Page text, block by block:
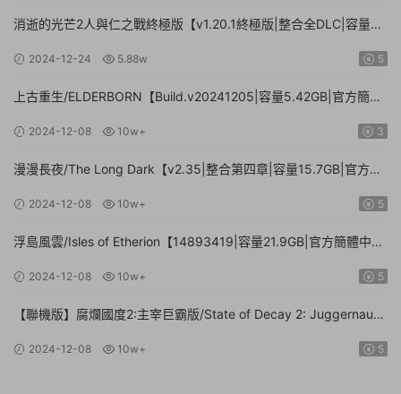
消逝的光芒2人與仁之戰終極版【v1.20.1終極版|整合全DLC|容量
2024-12-24 5.88w 5
上古重生/ELDERBORN【Build.v20241205|容量5.42GB|官方簡體
2024-12-08 10w+ 3
漫漫長夜/The Long Dark【v2.35|整合第四章|容量15.7GB|官方簡
2024-12-08 10w+ 5
浮島風雲/Isles of Etherion【14893419|容量21.9GB|官方簡體中
2024-12-08 10w+ 5
【聯機版】腐爛國度2:主宰巨霸版/State of Decay 2: Juggernaut
2024-12-08 10w+ 5